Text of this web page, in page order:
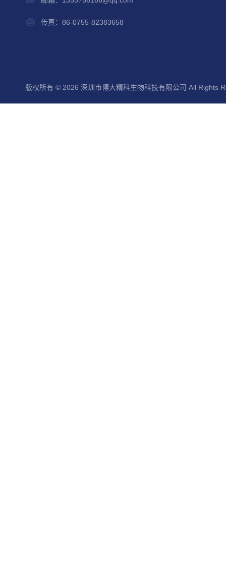
传真：86-0755-82383658
版权所有 © 2026 深圳市博大精科生物科技有限公司 All Rights